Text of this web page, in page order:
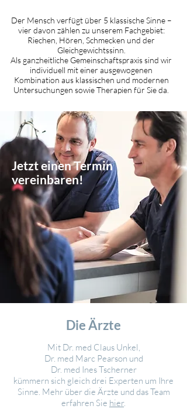
Der Mensch verfügt über 5 klassische Sinne –
vier davon zählen zu unserem Fachgebiet:
Riechen, Hören, Schmecken und der
Gleichgewichtssinn.
Als ganzheitliche Gemeinschaftspraxis sind wir
individuell mit einer ausgewogenen
Kombination aus klassischen und modernen
Untersuchungen sowie Therapien für Sie da.
Die Ärzte
Mit Dr. med Claus Unkel,
Dr. med Marc Pearson und
Dr. med Ines Tscherner
kümmern sich gleich drei Experten um Ihre
Sinne. Mehr über die Ärzte und das Team
erfahren Sie hier.
Jetzt einen Termin
vereinbaren!